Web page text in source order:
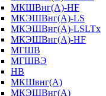
МКШВнг(А)-HF
МКЭШВнг(А)-LS
МКЭШВнг(A)-LSLTx
МКЭШВнг(А)-HF
МГШВ
МГШВЭ
НВ
МКШвнг(А)
МКЭШВнг(А)